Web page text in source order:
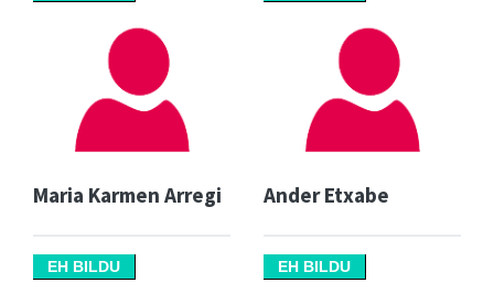
Maria Karmen Arregi Ander Etxabe
EH BILDU EH BILDU